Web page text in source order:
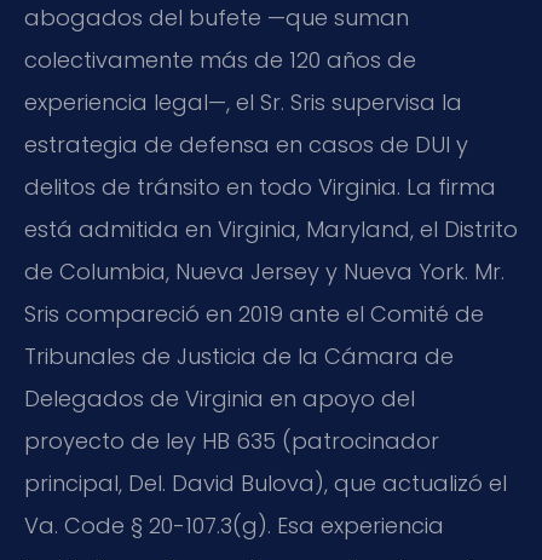
abogados del bufete —que suman
colectivamente más de 120 años de
experiencia legal—, el Sr. Sris supervisa la
estrategia de defensa en casos de DUI y
delitos de tránsito en todo Virginia. La firma
está admitida en Virginia, Maryland, el Distrito
de Columbia, Nueva Jersey y Nueva York. Mr.
Sris compareció en 2019 ante el Comité de
Tribunales de Justicia de la Cámara de
Delegados de Virginia en apoyo del
proyecto de ley HB 635 (patrocinador
principal, Del. David Bulova), que actualizó el
Va. Code § 20-107.3(g). Esa experiencia